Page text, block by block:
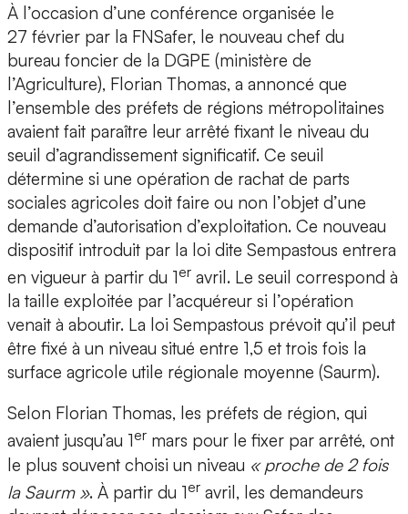
À l’occasion d’une conférence organisée le
27 février par la FNSafer, le nouveau chef du
bureau foncier de la DGPE (ministère de
l’Agriculture), Florian Thomas, a annoncé que
l’ensemble des préfets de régions métropolitaines
avaient fait paraître leur arrêté fixant le niveau du
seuil d’agrandissement significatif. Ce seuil
détermine si une opération de rachat de parts
sociales agricoles doit faire ou non l’objet d’une
demande d’autorisation d’exploitation. Ce nouveau
dispositif introduit par la loi dite Sempastous entrera
en vigueur à partir du 1er avril. Le seuil correspond à
la taille exploitée par l’acquéreur si l’opération
venait à aboutir. La loi Sempastous prévoit qu’il peut
être fixé à un niveau situé entre 1,5 et trois fois la
surface agricole utile régionale moyenne (Saurm).
Selon Florian Thomas, les préfets de région, qui
avaient jusqu’au 1er mars pour le fixer par arrêté, ont
le plus souvent choisi un niveau « proche de 2 fois
la Saurm ». À partir du 1er avril, les demandeurs